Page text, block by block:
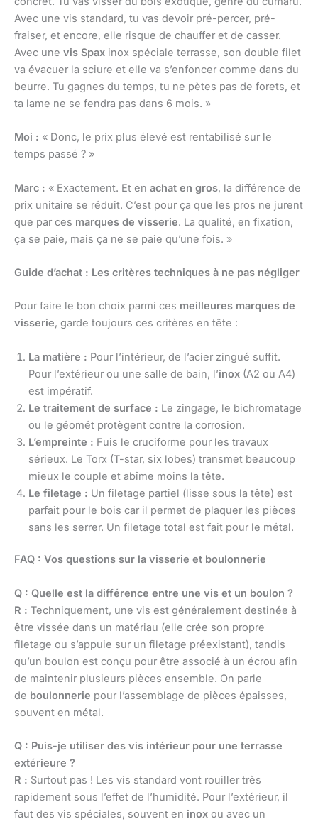
Avec une vis standard, tu vas devoir pré-percer, pré-
fraiser, et encore, elle risque de chauffer et de casser.
Avec une vis Spax inox spéciale terrasse, son double filet
va évacuer la sciure et elle va s’enfoncer comme dans du
beurre. Tu gagnes du temps, tu ne pètes pas de forets, et
ta lame ne se fendra pas dans 6 mois. »
Moi : « Donc, le prix plus élevé est rentabilisé sur le
temps passé ? »
Marc : « Exactement. Et en achat en gros, la différence de
prix unitaire se réduit. C’est pour ça que les pros ne jurent
que par ces marques de visserie. La qualité, en fixation,
ça se paie, mais ça ne se paie qu’une fois. »
Guide d’achat : Les critères techniques à ne pas négliger
Pour faire le bon choix parmi ces meilleures marques de
visserie, garde toujours ces critères en tête :
La matière : Pour l’intérieur, de l’acier zingué suffit.
Pour l’extérieur ou une salle de bain, l’inox (A2 ou A4)
est impératif.
Le traitement de surface : Le zingage, le bichromatage
ou le géomét protègent contre la corrosion.
L’empreinte : Fuis le cruciforme pour les travaux
sérieux. Le Torx (T-star, six lobes) transmet beaucoup
mieux le couple et abîme moins la tête.
Le filetage : Un filetage partiel (lisse sous la tête) est
parfait pour le bois car il permet de plaquer les pièces
sans les serrer. Un filetage total est fait pour le métal.
FAQ : Vos questions sur la visserie et boulonnerie
Q : Quelle est la différence entre une vis et un boulon ?
R : Techniquement, une vis est généralement destinée à
être vissée dans un matériau (elle crée son propre
filetage ou s’appuie sur un filetage préexistant), tandis
qu’un boulon est conçu pour être associé à un écrou afin
de maintenir plusieurs pièces ensemble. On parle
de boulonnerie pour l’assemblage de pièces épaisses,
souvent en métal.
Q : Puis-je utiliser des vis intérieur pour une terrasse
extérieure ?
R : Surtout pas ! Les vis standard vont rouiller très
rapidement sous l’effet de l’humidité. Pour l’extérieur, il
faut des vis spéciales, souvent en inox ou avec un